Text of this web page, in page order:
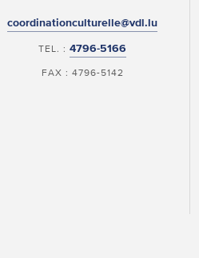
coordinationculturelle@vdl.lu
TEL. : 4796-5166
FAX : 4796-5142